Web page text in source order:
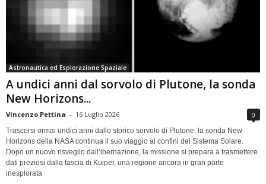
Astronautica ed Esplorazione Spaziale
A undici anni dal sorvolo di Plutone, la sonda
New Horizons...
Vincenzo Pettina - 16 Luglio 2026 0
Trascorsi ormai undici anni dallo storico sorvolo di Plutone, la sonda New
Horizons della NASA continua il suo viaggio ai confini del Sistema Solare.
Dopo un nuovo risveglio dall’ibernazione, la missione si prepara a trasmettere
dati preziosi dalla fascia di Kuiper, una regione ancora in gran parte
inesplorata